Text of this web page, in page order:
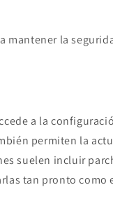
mantener la
a la
permiten la
suelen incluir
tan pronto como